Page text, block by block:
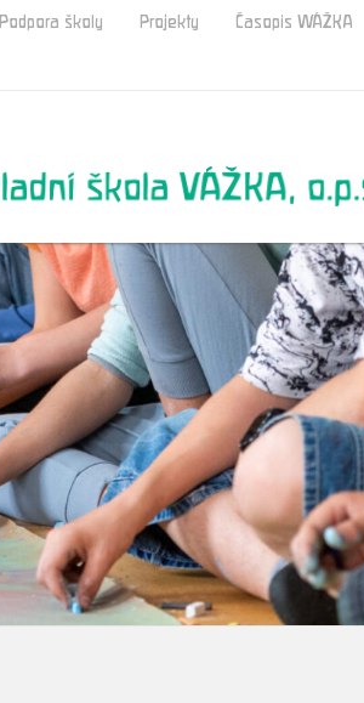
Podpora školy Projekty Časopis WÁŽKA